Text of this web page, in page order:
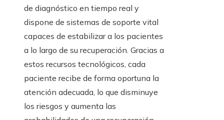
de diagnóstico en tiempo real y
dispone de sistemas de soporte vital
capaces de estabilizar a los pacientes
a lo largo de su recuperación. Gracias a
estos recursos tecnológicos, cada
paciente recibe de forma oportuna la
atención adecuada, lo que disminuye
los riesgos y aumenta las